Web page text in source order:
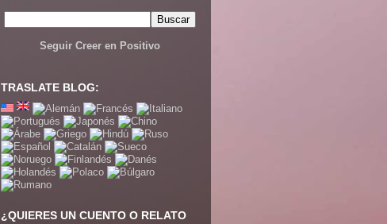
Seguir Creer en Positivo
TRASLATE BLOG:
¿QUIERES UN CUENTO O RELATO